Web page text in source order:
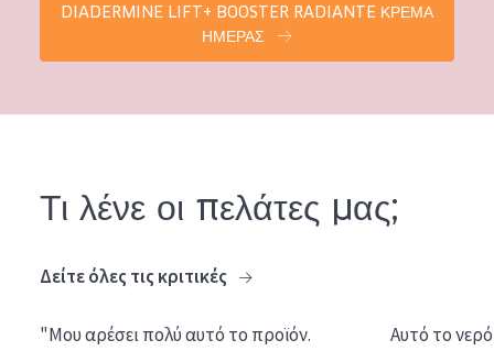
DIADERMINE LIFT+ BOOSTER RADIANTE ΚΡΕΜΑ
ΗΜΕΡΑΣ
Τι λένε οι πελάτες μας;
Δείτε όλες τις κριτικές
"Μου αρέσει πολύ αυτό το προϊόν.
Αυτό το